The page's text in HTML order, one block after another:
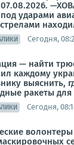
под ударами
Сегодня,
— найти
каждому
выяснить,
ракеты
Сегодня,